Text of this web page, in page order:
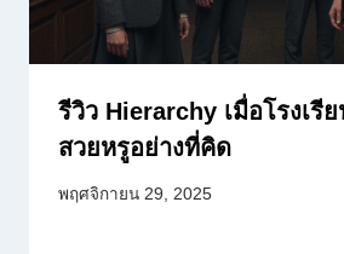
รีวิว Hierarchy เมื่อโรงเรี
สวยหรูอย่างที่คิด
พฤศจิกายน 29, 2025